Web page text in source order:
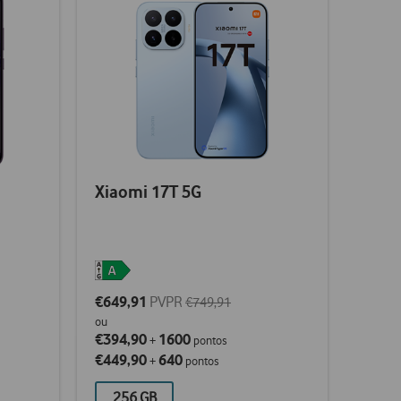
Xiaomi 17T 5G
€649,91 PVPR €749,91
ou
€394,90+ 1600 pontos
€449,90+640 pontos
256 GB